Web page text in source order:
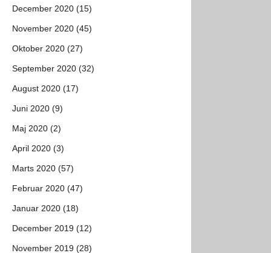
December 2020 (15)
November 2020 (45)
Oktober 2020 (27)
September 2020 (32)
August 2020 (17)
Juni 2020 (9)
Maj 2020 (2)
April 2020 (3)
Marts 2020 (57)
Februar 2020 (47)
Januar 2020 (18)
December 2019 (12)
November 2019 (28)